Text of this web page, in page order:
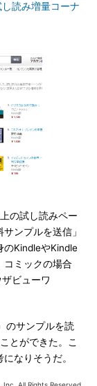
読み増量コーナ
の試し読みペー
ンプルを送信」
のKindleやKindle
コミックの場合
ビューワ
のサンプルを読
とができた。こ
なりそうだ。